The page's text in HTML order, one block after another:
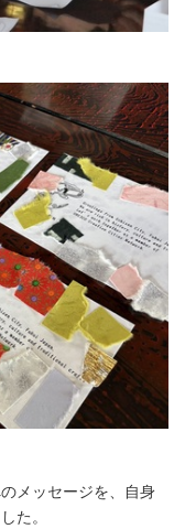
メッセージを、自身
た。